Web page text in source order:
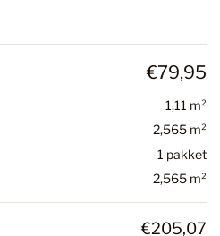
€79,95
1,11 m²
2,565 m²
1 pakket
2,565 m²
€205,07